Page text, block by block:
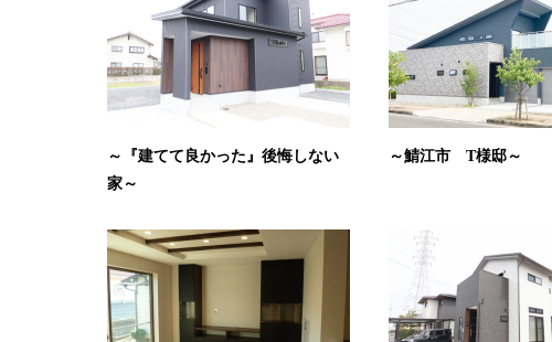
～『建てて良かった』後悔しない
家～
～鯖江市 T様邸～